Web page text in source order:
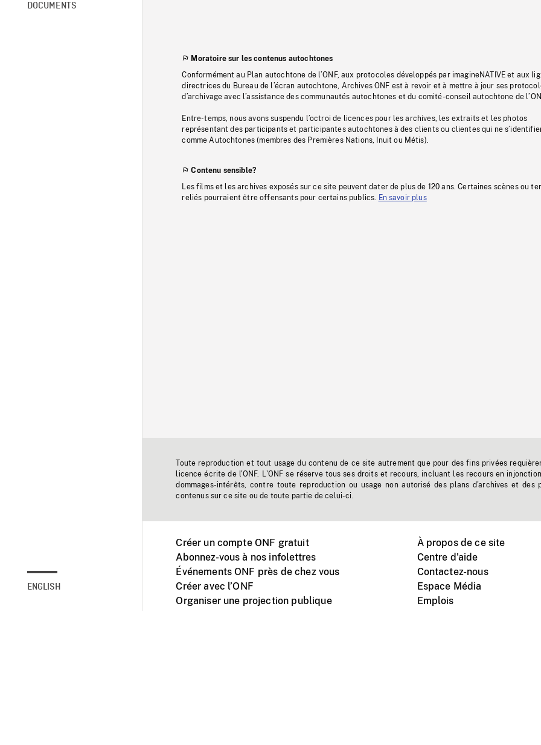
DOCUMENTS
ENGLISH
Moratoire sur les contenus autochtones
Conformément au Plan autochtone de l’ONF, aux protocoles développés par imagineNATIVE et aux
directrices du Bureau de l’écran autochtone, Archives ONF est à revoir et à mettre à jour ses
d’archivage avec l’assistance des communautés autochtones et du comité-conseil autochtone de
Entre-temps, nous avons suspendu l’octroi de licences pour les archives, les extraits et les photos
représentant des participants et participantes autochtones à des clients ou clientes qui ne
comme Autochtones (membres des Premières Nations, Inuit ou Métis).
Contenu sensible?
Les films et les archives exposés sur ce site peuvent dater de plus de 120 ans. Certaines scènes ou
reliés pourraient être offensants pour certains publics. En savoir plus
Toute reproduction et tout usage du contenu de ce site autrement que pour des fins privées
licence écrite de l'ONF. L'ONF se réserve tous ses droits et recours, incluant les recours en
dommages-intérêts, contre toute reproduction ou usage non autorisé des plans d'archives et des
contenus sur ce site ou de toute partie de celui-ci.
Créer un compte ONF gratuit
Abonnez-vous à nos infolettres
Événements ONF près de chez vous
Créer avec l’ONF
Organiser une projection publique
À propos de ce site
Centre d'aide
Contactez-nous
Espace Média
Emplois